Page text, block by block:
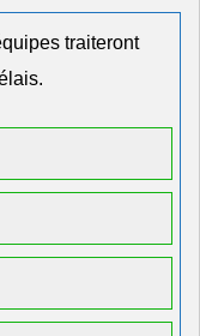
traiteront